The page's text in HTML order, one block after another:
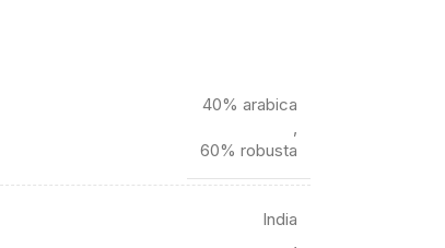
40% arabica
,
60% robusta
India
,